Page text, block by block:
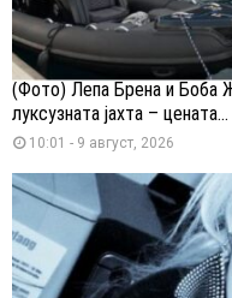
(Фото) Лепа Брена и Боба
луксузната јахта – цената...
10:01 - 9 август, 2026